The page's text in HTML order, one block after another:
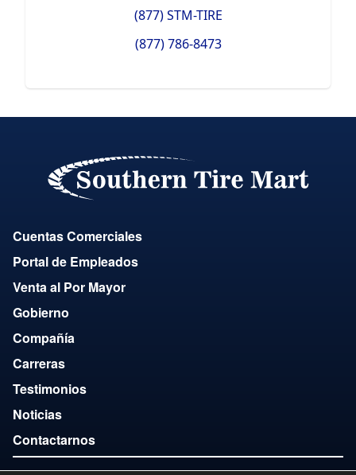
(877) STM-TIRE
(877) 786-8473
Cuentas Comerciales
Portal de Empleados
Venta al Por Mayor
Gobierno
Compañía
Carreras
Testimonios
Noticias
Contactarnos